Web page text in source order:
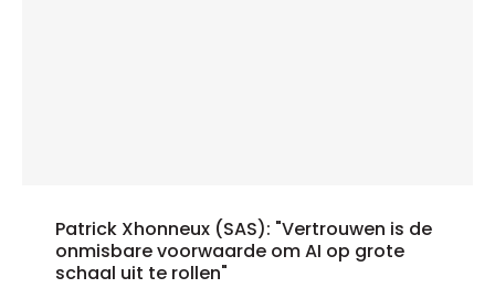
Patrick Xhonneux (SAS): "Vertrouwen is de
onmisbare voorwaarde om AI op grote
schaal uit te rollen"